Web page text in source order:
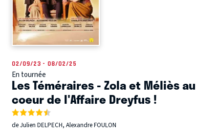
02/09/23 - 08/02/25
En tournée
Les Téméraires - Zola et Méliès au
coeur de l'Affaire Dreyfus !
de Julien DELPECH, Alexandre FOULON